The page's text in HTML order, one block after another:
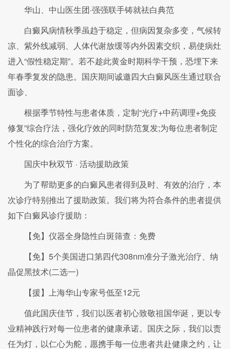
华山、中山医生团·强强联手铸就祛白典范
白癜风病情秋季虽趋于稳定，但病因复杂多变，气候转
凉、紫外线减弱、人体代谢放缓等内外因素交织，易使病灶
进入“假性稳定期”。若不趁此黄金时期科学干预，恐埋下来
年春季复发的隐患。国庆期间诚邀四大白癜风医生通过联合
面诊、
根据季节特性与患者体质，定制“光疗+中药调理+免疫
修复”综合疗法，强化疗效的同时防范复发;为每位患者制定
个性化的综合治疗方案。
国庆中秋双节 · 活动援助政策
为了帮助更多的白癜风患者得到及时、有效的治疗，本
次诊疗特别推出了援助政策。我们将为符合条件的患者提供
如下白癜风诊疗援助：
【免】仪器全身隐性白斑筛查：免费
【免】5个美国进口第四代308nm准分子激光治疗、纳
晶促黑技术(二选一)
【援】上海华山专家号低至12元
值此国庆佳节，我们以医者初心致敬祖国华诞，更以专
业精神践行对每一位患者的健康承诺。国庆之际，我们以责
任为灯，以仁心为舵，愿携手每一位患者共赴健康之约，让